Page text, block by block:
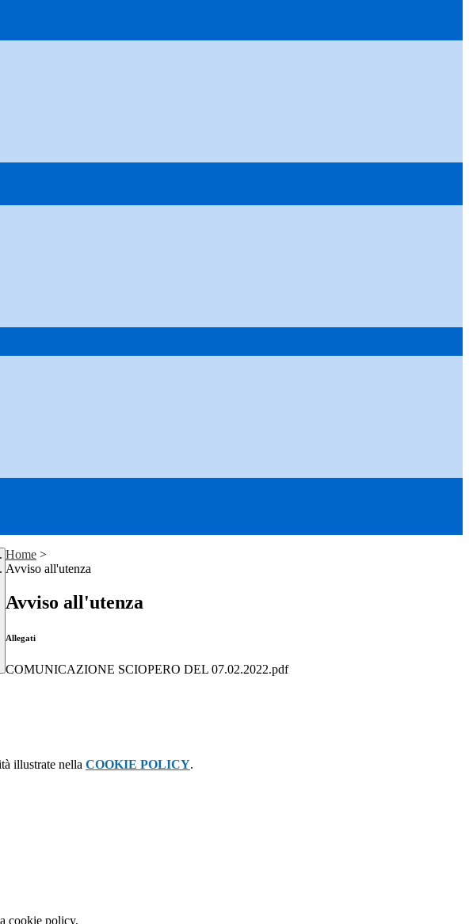
Home >
Avviso all'utenza
Avviso all'utenza
Allegati
COMUNICAZIONE SCIOPERO DEL 07.02.2022.pdf
illustrate nella COOKIE POLICY.
cookie policy.